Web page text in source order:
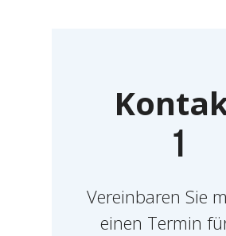
1
Vereinbaren Sie
einen Termin